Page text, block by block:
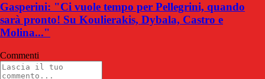
Gasperini: "Ci vuole tempo per Pellegrini, quando
sarà pronto! Su Koulierakis, Dybala, Castro e
Molina..."
Commenti